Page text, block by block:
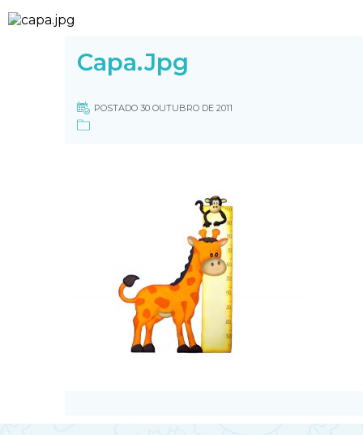
Capa.jpg
POSTADO 30 OUTUBRO DE 2011